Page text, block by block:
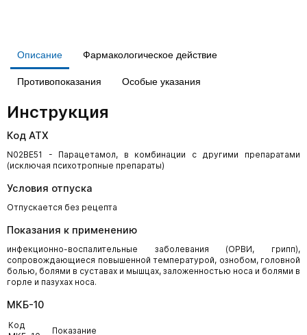
Описание Фармакологическое действие
Противопоказания Особые указания
Инструкция
Код АТХ
N02BE51 - Парацетамол, в комбинации с другими препаратами
(исключая психотропные препараты)
Условия отпуска
Отпускается без рецепта
Показания к применению
инфекционно-воспалительные заболевания (ОРВИ, грипп),
сопровождающиеся повышенной температурой, ознобом, головной
болью, болями в суставах и мышцах, заложенностью носа и болями в
горле и пазухах носа.
МКБ-10
Код
Показание